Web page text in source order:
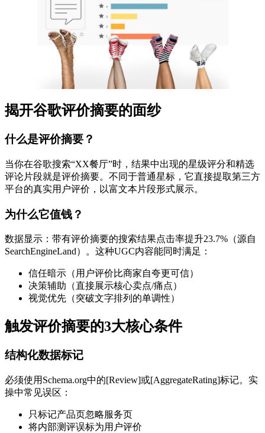
揭开谷歌评价摘要的面纱
什么是评价摘要？
当你在谷歌搜索“XX餐厅”时，结果中出现的星级评分和精选
评论片段就是评价摘要。不同于普通星标，它直接提取第三方
平台的真实用户评价，以富文本片段形式展示。
为什么它值钱？
数据显示：带有评价摘要的搜索结果点击率提升23.7%（源自
SearchEngineLand）。这种UGC内容能同时满足：
信任暗示（用户评价比商家自夸更可信）
决策辅助（直接展示核心卖点/痛点）
视觉优先（突破文字排列的单调性）
触发评价摘要的3大核心条件
结构化数据标记
必须使用Schema.org中的[Review]或[AggregateRating]标记。实
操中常见误区：
只标记产品页忽略服务页
将内部测评误标为用户评价